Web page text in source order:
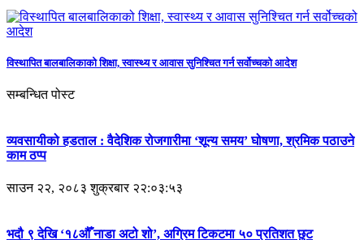
विस्थापित बालबालिकाको शिक्षा, स्वास्थ्य र आवास सुनिश्चित गर्न सर्वोच्चको आदेश
सम्बन्धित पोस्ट
व्यवसायीको हडताल : वैदेशिक रोजगारीमा ‘शून्य समय’ घोषणा, श्रमिक पठाउने
काम ठप्प
साउन २२, २०८३ शुक्रबार २२:०३:५३
भदौ ९ देखि ‘१८औँ नाडा अटो शो’, अग्रिम टिकटमा ५० प्रतिशत छुट